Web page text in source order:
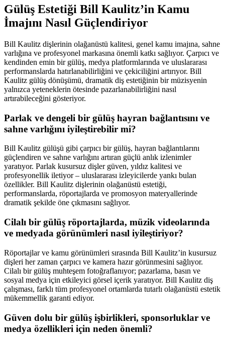
Gülüş Estetiği Bill Kaulitz’in Kamu
İmajını Nasıl Güçlendiriyor
Bill Kaulitz dişlerinin olağanüstü kalitesi, genel kamu imajına, sahne
varlığına ve profesyonel markasına önemli katkı sağlıyor. Çarpıcı ve
kendinden emin bir gülüş, medya platformlarında ve uluslararası
performanslarda hatırlanabilirliğini ve çekiciliğini artırıyor. Bill
Kaulitz gülüş dönüşümü, dramatik diş estetiğinin bir müzisyenin
yalnızca yeteneklerin ötesinde pazarlanabilirliğini nasıl
artırabileceğini gösteriyor.
Parlak ve dengeli bir gülüş hayran bağlantısını ve
sahne varlığını iyileştirebilir mi?
Bill Kaulitz gülüşü gibi çarpıcı bir gülüş, hayran bağlantılarını
güçlendiren ve sahne varlığını artıran güçlü anlık izlenimler
yaratıyor. Parlak kusursuz dişler güven, yıldız kalitesi ve
profesyonellik iletiyor – uluslararası izleyicilerde yankı bulan
özellikler. Bill Kaulitz dişlerinin olağanüstü estetiği,
performanslarda, röportajlarda ve promosyon materyallerinde
dramatik şekilde öne çıkmasını sağlıyor.
Cilalı bir gülüş röportajlarda, müzik videolarında
ve medyada görünümleri nasıl iyileştiriyor?
Röportajlar ve kamu görünümleri sırasında Bill Kaulitz’in kusursuz
dişleri her zaman çarpıcı ve kamera hazır görünmesini sağlıyor.
Cilalı bir gülüş muhteşem fotoğraflanıyor; pazarlama, basın ve
sosyal medya için etkileyici görsel içerik yaratıyor. Bill Kaulitz diş
çalışması, farklı tüm profesyonel ortamlarda tutarlı olağanüstü estetik
mükemmellik garanti ediyor.
Güven dolu bir gülüş işbirlikleri, sponsorluklar ve
medya özellikleri için neden önemli?